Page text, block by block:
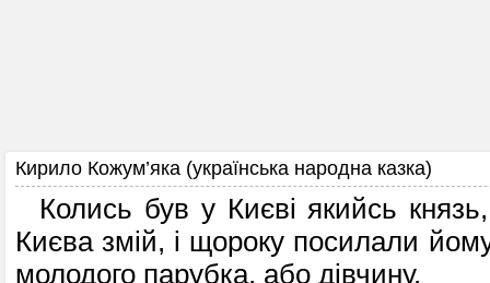
Кирило Кожум’яка (українська народна казка)
Колись був у Києві якийсь
Києва змій, і щороку посилали
молодого парубка, або дівчину.